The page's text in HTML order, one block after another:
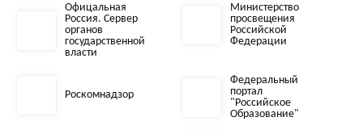
Офицальная
Россия. Сервер
органов
государственной
власти
Министерство
просвещения
Российской
Федерации
Роскомнадзор
Федеральный
портал
"Российское
Образование"